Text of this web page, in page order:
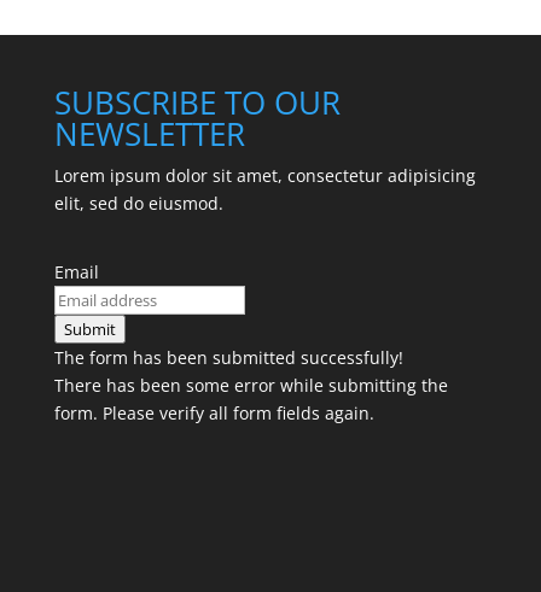
SUBSCRIBE TO OUR
NEWSLETTER
Lorem ipsum dolor sit amet, consectetur adipisicing
elit, sed do eiusmod.
Email
Submit
The form has been submitted successfully!
There has been some error while submitting the
form. Please verify all form fields again.